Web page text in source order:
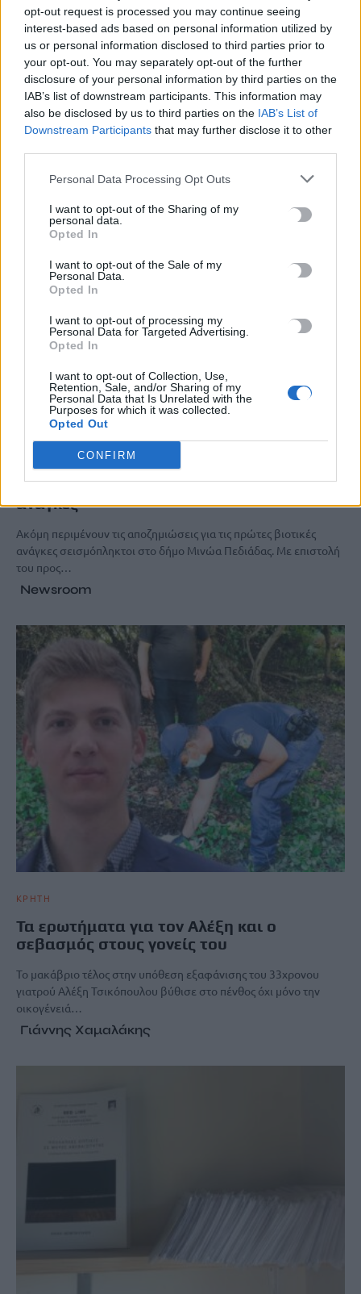
opt-out request is processed you may continue seeing
interest-based ads based on personal information utilized by
us or personal information disclosed to third parties prior to
your opt-out. You may separately opt-out of the further
disclosure of your personal information by third parties on the
IAB’s list of downstream participants. This information may
also be disclosed by us to third parties on the IAB’s List of
Downstream Participants that may further disclose it to other
Personal Data Processing Opt Outs
I want to opt-out of the Sharing of my
personal data.
Opted In
I want to opt-out of the Sale of my
Personal Data.
Opted In
I want to opt-out of processing my
Personal Data for Targeted Advertising.
Opted In
I want to opt-out of Collection, Use,
Retention, Sale, and/or Sharing of my
Personal Data that Is Unrelated with the
Purposes for which it was collected.
Opted Out
CONFIRM
#ΡΙΦΙΦΙ #ΣΩΤΗΡΗΣ ΤΣΑΦΟΥΛΙΑΣ # ΣΕΡΡΕΣ
#ΔΥΣΤΥΧΗΜΑ
ΣΧΕΤΙΚΆ ΆΡΘΡΑ
ΚΡΗΤΗ
Σεισμόπληκτοι: Ακόμη περιμένουν τις
αποζημιώσεις για τις πρώτες βιοτικές
ανάγκες
Ακόμη περιμένουν τις αποζημιώσεις για τις πρώτες βιοτικές
ανάγκες σεισμόπληκτοι στο δήμο Μινώα Πεδιάδας. Με επιστολή
του προς…
Newsroom
ΚΡΗΤΗ
Τα ερωτήματα για τον Αλέξη και ο
σεβασμός στους γονείς του
Το μακάβριο τέλος στην υπόθεση εξαφάνισης του 33χρονου
γιατρού Αλέξη Τσικόπουλου βύθισε στο πένθος όχι μόνο την
οικογένειά…
Γιάννης Χαμαλάκης